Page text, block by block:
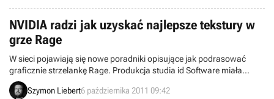
NVIDIA radzi jak uzyskać najlepsze tekstury w
grze Rage
W sieci pojawiają się nowe poradniki opisujące jak podrasować
graficznie strzelankę Rage. Produkcja studia id Software miała
swoją światową premierę we wtorek i spotkała się z falą krytyki
posiadaczy pecetów, ze względu na sporo błędów i brak narzędzi do
Szymon Liebert6 października 2011 09:42